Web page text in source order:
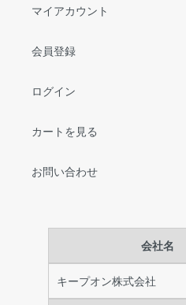
マイアカウント
会員登録
ログイン
カートを見る
お問い合わせ
会社名
キープオン株式会社